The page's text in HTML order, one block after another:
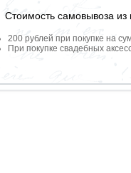
Стоимость самовывоза из
200 рублей при покупке на
При покупке свадебных